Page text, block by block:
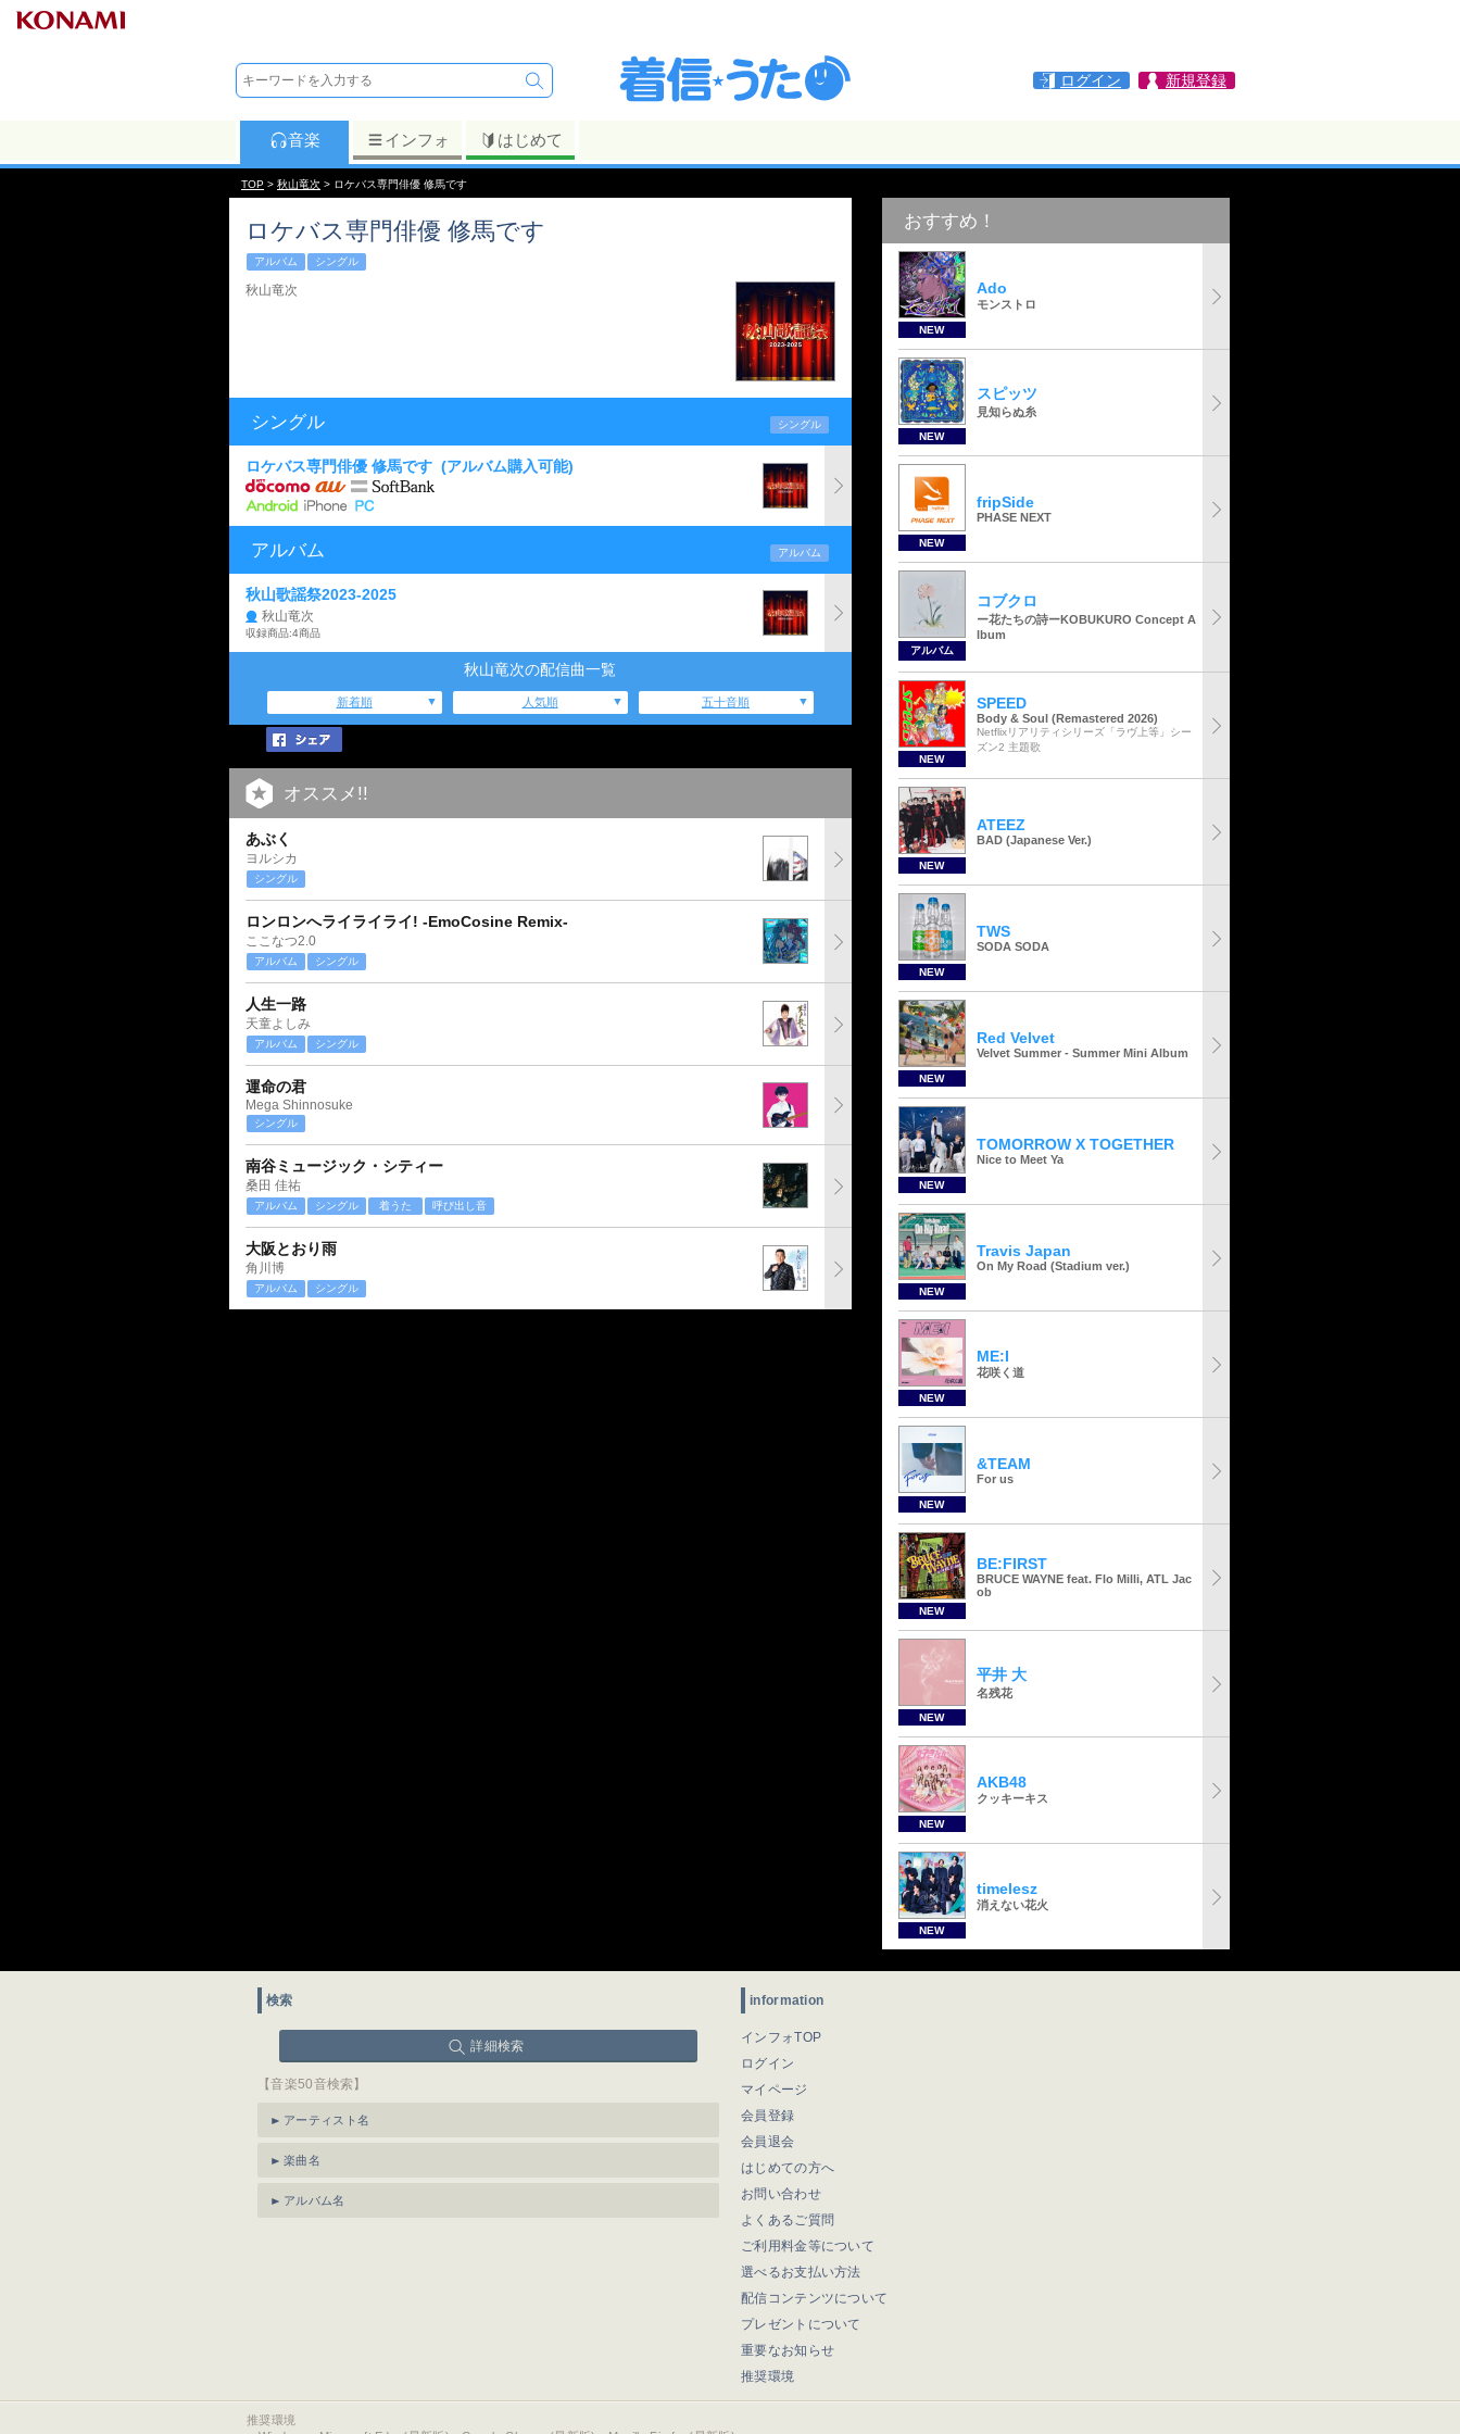
ログイン 新規登録
音楽 インフォ はじめて
TOP > 秋山竜次 > ロケバス専門俳優 修馬です
ロケバス専門俳優 修馬です
アルバム シングル
秋山竜次
シングル シングル
ロケバス専門俳優 修馬です (アルバム購入可能)
アルバム アルバム
秋山歌謡祭2023-2025
秋山竜次
収録商品:4商品
秋山竜次の配信曲一覧
新着順 人気順 五十音順
オススメ!!
あぶく
ヨルシカ
シングル
ロンロンへライライライ! -EmoCosine Remix-
ここなつ2.0
アルバム シングル
人生一路
天童よしみ
アルバム シングル
運命の君
Mega Shinnosuke
シングル
南谷ミュージック・シティー
桑田 佳祐
アルバム シングル 着うた 呼び出し音
大阪とおり雨
角川博
アルバム シングル
おすすめ！
NEW
Ado
モンストロ
NEW
スピッツ
見知らぬ糸
NEW
fripSide
PHASE NEXT
アルバム
コブクロ
ー花たちの詩ーKOBUKURO Concept A
lbum
NEW
SPEED
Body & Soul (Remastered 2026)
Netflixリアリティシリーズ「ラヴ上等」シー
ズン2 主題歌
NEW
ATEEZ
BAD (Japanese Ver.)
NEW
TWS
SODA SODA
NEW
Red Velvet
Velvet Summer - Summer Mini Album
NEW
TOMORROW X TOGETHER
Nice to Meet Ya
NEW
Travis Japan
On My Road (Stadium ver.)
NEW
ME:I
花咲く道
NEW
&TEAM
For us
NEW
BE:FIRST
BRUCE WAYNE feat. Flo Milli, ATL Jac
ob
NEW
平井 大
名残花
NEW
AKB48
クッキーキス
NEW
timelesz
消えない花火
検索
詳細検索
【音楽50音検索】
アーティスト名
楽曲名
アルバム名
information
インフォTOP
ログイン
マイページ
会員登録
会員退会
はじめての方へ
お問い合わせ
よくあるご質問
ご利用料金等について
選べるお支払い方法
配信コンテンツについて
プレゼントについて
重要なお知らせ
推奨環境
推奨環境